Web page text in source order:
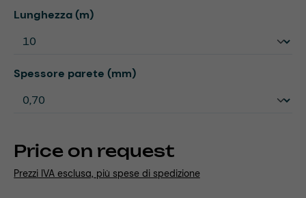
Price on request
Prezzi IVA esclusa, più spese di spedizione
Select
Lunghezza (m)
Select
Spessore parete (mm)